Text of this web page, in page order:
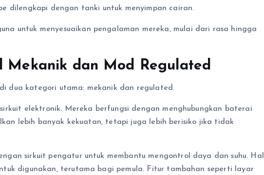
dilengkapi dengan tanki untuk menyimpan cairan.
untuk menyesuaikan pengalaman mereka, mulai dari rasa hingga
Mekanik dan Mod Regulated
dua kategori utama: mekanik dan regulated.
elektronik. Mereka berfungsi dengan menghubungkan baterai
lebih banyak kekuatan, tetapi juga lebih berisiko jika tidak
sirkuit pengatur untuk membantu mengontrol daya dan suhu. Hal
digunakan, terutama bagi pemula. Fitur tambahan seperti layar